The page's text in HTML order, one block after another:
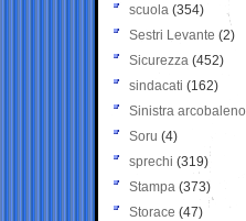
scuola (354)
Sestri Levante (2)
Sicurezza (452)
sindacati (162)
Sinistra arcobaleno
Soru (4)
sprechi (319)
Stampa (373)
Storace (47)